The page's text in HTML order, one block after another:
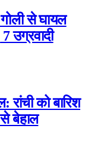
से घायल
उग्रवादी
को बारिश
बेहाल